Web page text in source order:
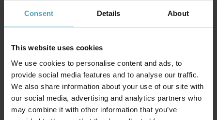
Consent Details About
This website uses cookies
We use cookies to personalise content and ads, to
provide social media features and to analyse our traffic.
We also share information about your use of our site with
our social media, advertising and analytics partners who
may combine it with other information that you’ve
Rek. 799 kr
Andra köpte även